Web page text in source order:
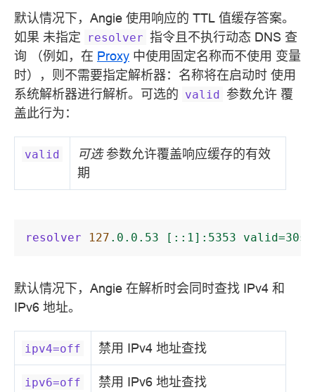
默认情况下，Angie 使用响应的 TTL 值缓存答案。
如果 未指定
resolver 指令且不执行动态 DNS 查
询 （例如，在 Proxy 中使用固定名称而不使用 变量
时），则不需要指定解析器：名称将在启动时 使用
系统解析器进行解析。可选的 valid 参数允许 覆
盖此行为：
valid 可选参数允许覆盖响应缓存的有效
期
resolver 127 .0.0.53 [::1]:5353 valid=30s
默认情况下，Angie 在解析时会同时查找 IPv4 和
IPv6 地址。
ipv4=off 禁用 IPv4 地址查找
ipv6=off 禁用 IPv6 地址查找